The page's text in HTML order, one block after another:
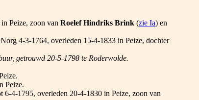
Peize, zoon van Roelef Hindriks Brink (zie Ia) en
4-3-1764, overleden 15-4-1833 in Peize, dochter
getrouwd 20-5-1798 te Roderwolde.
Peize.
6-4-1795, overleden 20-4-1830 in Peize, zoon van